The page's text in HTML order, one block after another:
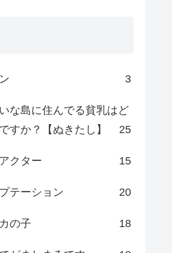
3
な島に住んでる貧乳はど
すか？【ぬきたし】
25
クター 15
テーション 20
の子 18